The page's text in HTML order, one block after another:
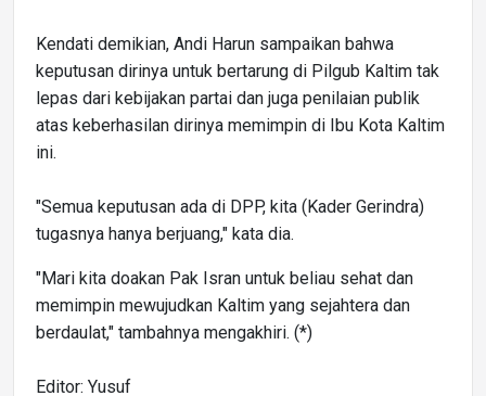
Kendati demikian, Andi Harun sampaikan bahwa
keputusan dirinya untuk bertarung di Pilgub Kaltim tak
lepas dari kebijakan partai dan juga penilaian publik
atas keberhasilan dirinya memimpin di Ibu Kota Kaltim
ini.
"Semua keputusan ada di DPP, kita (Kader Gerindra)
tugasnya hanya berjuang," kata dia.
"Mari kita doakan Pak Isran untuk beliau sehat dan
memimpin mewujudkan Kaltim yang sejahtera dan
berdaulat," tambahnya mengakhiri. (*)
Editor: Yusuf